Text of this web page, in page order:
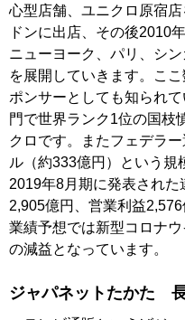
心型店舗、ユニクロ原宿
ドンに出店、その後2010
ニューヨーク、パリ、シ
を展開していきます。こ
ポンサーとしても知られ
門で世界ランク1位の国枝
クロです。またフェデラ
ル（約333億円）という規
2019年8月期に発表され
2,905億円、営業利益
業績予想では新型コロナ
の減益となっています。
ジャパネットたかた